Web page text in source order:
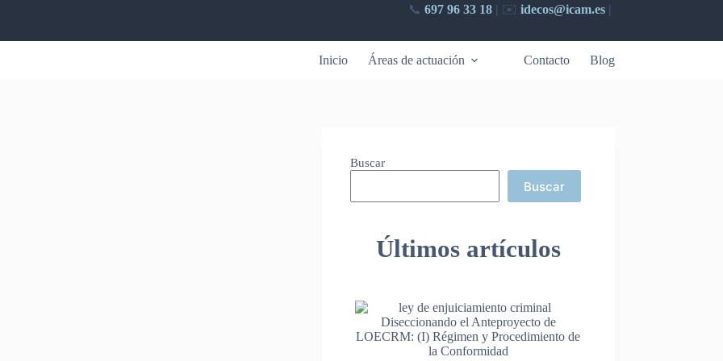
📞 697 96 33 18| ✉️​ idecos@icam.es|
Inicio Áreas de actuación Contacto Blog
Buscar
Buscar
Últimos artículos
Diseccionando el Anteproyecto de
LOECRM: (I) Régimen y Procedimiento de
la Conformidad